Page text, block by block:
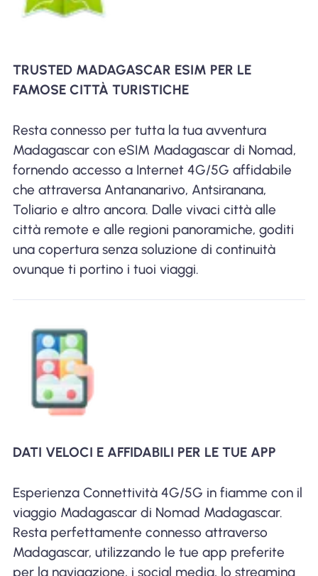
TRUSTED MADAGASCAR ESIM PER LE
FAMOSE CITTÀ TURISTICHE
Resta connesso per tutta la tua avventura
Madagascar con eSIM Madagascar di Nomad,
fornendo accesso a Internet 4G/5G affidabile
che attraversa Antananarivo, Antsiranana,
Toliario e altro ancora. Dalle vivaci città alle
città remote e alle regioni panoramiche, goditi
una copertura senza soluzione di continuità
ovunque ti portino i tuoi viaggi.
DATI VELOCI E AFFIDABILI PER LE TUE APP
Esperienza Connettività 4G/5G in fiamme con il
viaggio Madagascar di Nomad Madagascar.
Resta perfettamente connesso attraverso
Madagascar, utilizzando le tue app preferite
per la navigazione, i social media, lo streaming